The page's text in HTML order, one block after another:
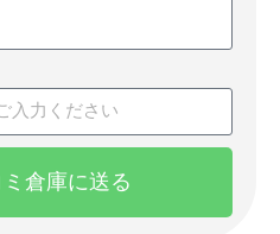
倉庫に送る